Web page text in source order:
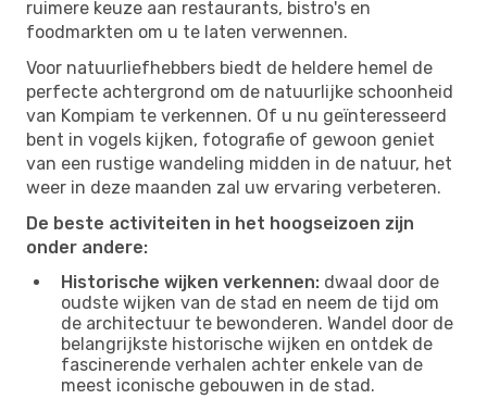
ruimere keuze aan restaurants, bistro's en
foodmarkten om u te laten verwennen.
Voor natuurliefhebbers biedt de heldere hemel de
perfecte achtergrond om de natuurlijke schoonheid
van Kompiam te verkennen. Of u nu geïnteresseerd
bent in vogels kijken, fotografie of gewoon geniet
van een rustige wandeling midden in de natuur, het
weer in deze maanden zal uw ervaring verbeteren.
De beste activiteiten in het hoogseizoen zijn
onder andere:
Historische wijken verkennen: dwaal door de
oudste wijken van de stad en neem de tijd om
de architectuur te bewonderen. Wandel door de
belangrijkste historische wijken en ontdek de
fascinerende verhalen achter enkele van de
meest iconische gebouwen in de stad.